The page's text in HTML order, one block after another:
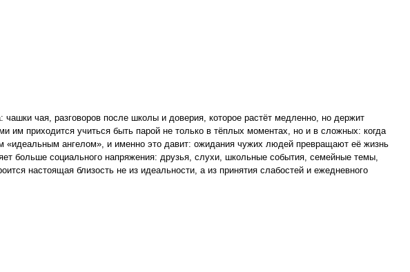
чая, разговоров после школы и доверия, которое растёт медленно, но держит
им приходится учиться быть парой не только в тёплых моментах, но и в сложных: когда
«идеальным ангелом», и именно это давит: ожидания чужих людей превращают её жизнь
больше социального напряжения: друзья, слухи, школьные события, семейные темы,
настоящая близость не из идеальности, а из принятия слабостей и ежедневного